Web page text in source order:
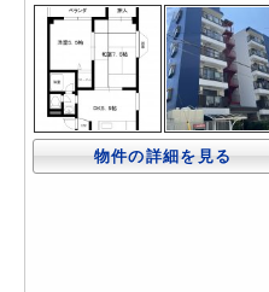
物件の詳細を見る